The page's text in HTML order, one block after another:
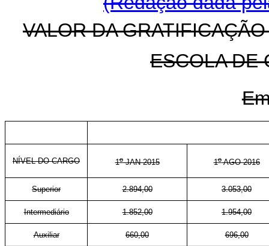
VALOR DA
ESCOLA DE
NÍVEL DO CARGO 1oJAN 2015 1oAGO 2016
Superior 2.894,00 3.053,00
Intermediário 1.852,00 1.954,00
Auxiliar 660,00 696,00